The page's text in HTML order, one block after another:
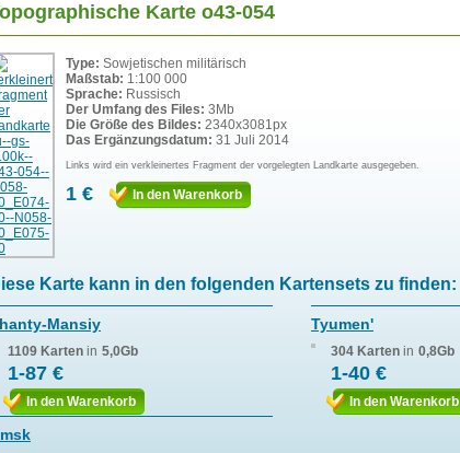
Karte o43-054
Type: Sowjetischen militärisch
Maßstab: 1:100 000
Sprache: Russisch
Der Umfang des Files: 3Mb
Die Größe des Bildes: 2340x3081px
Das Ergänzungsdatum: 31 Juli 2014
Links wird ein verkleinertes Fragment der vorgelegten Landkarte ausgegeben.
1 € In den Warenkorb
Karte kann in den folgenden Kartensets zu finden:
Mansiy
1109 Karten in 5,0Gb
1-87 €
In den Warenkorb
Tyumen'
304 Karten in 0,8Gb
1-40 €
In den Warenkorb